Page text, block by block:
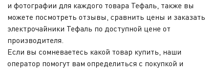
и фотографии для каждого товара Тефаль, также вы
можете посмотреть отзывы, сравнить цены и заказать
электрочайники Тефаль по доступной цене от
производителя.
Если вы сомневаетесь какой товар купить, наши
оператор помогут вам определиться с покупкой и